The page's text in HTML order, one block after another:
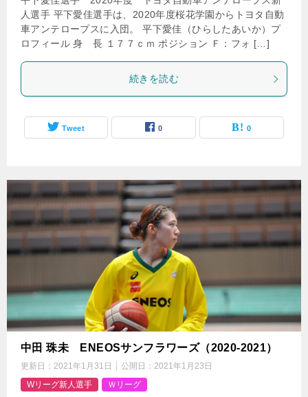
人選手 平下愛佳選手は、2020年度桜花学園からトヨタ自動
車アンテロープスに入団。 平下愛佳（ひらしたあいか）プ
ロフィール 身 長 １７７ｃｍ ポジション Ｆ：フォ […]
続きを読む
Tweet 0 0
中田 珠未 ENEOSサンフラワーズ（2020-2021）
更新日： 2021年1月31日 公開日： 2021年1月23日
Wリーグ新人選手
Ｗリーグ